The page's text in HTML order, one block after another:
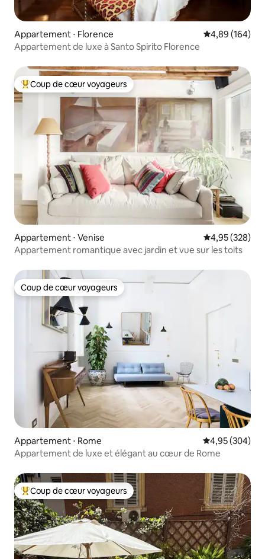
Appartement ⋅ Florence Évaluation
4,89 (164)
Appartement de luxe à Santo Spirito Florence
Coups de cœur voyageurs les plus appréciés
Coup de cœur voyageurs
Appartement ⋅ Venise Évaluation
4,95 (328)
Appartement romantique avec jardin et vue sur les toits
Coup de cœur voyageurs
Coup de cœur voyageurs
Appartement ⋅ Rome Évaluation
4,95 (304)
Appartement de luxe et élégant au cœur de Rome
Coups de cœur voyageurs les plus appréciés
Coup de cœur voyageurs